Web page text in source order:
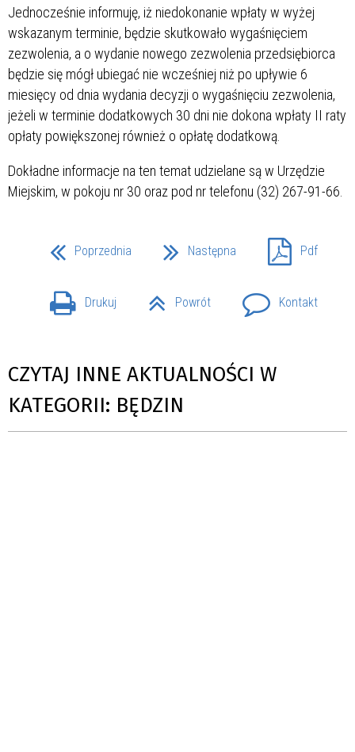
Jednocześnie informuję, iż niedokonanie wpłaty w wyżej
wskazanym terminie, będzie skutkowało wygaśnięciem
zezwolenia, a o wydanie nowego zezwolenia przedsiębiorca
będzie się mógł ubiegać nie wcześniej niż po upływie 6
miesięcy od dnia wydania decyzji o wygaśnięciu zezwolenia,
jeżeli w terminie dodatkowych 30 dni nie dokona wpłaty II raty
opłaty powiększonej również o opłatę dodatkową.
Dokładne informacje na ten temat udzielane są w Urzędzie
Miejskim, w pokoju nr 30 oraz pod nr telefonu (32) 267-91-66.
Poprzednia Następna Pdf
Drukuj Powrót Kontakt
CZYTAJ INNE AKTUALNOŚCI W
KATEGORII: BĘDZIN